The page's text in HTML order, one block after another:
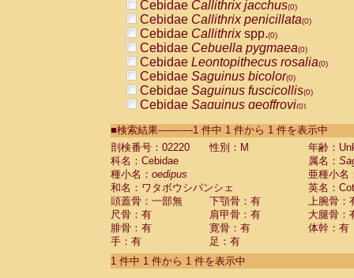
Cebidae Callithrix jacchus(0)
Cebidae Callithrix penicillata(0)
Cebidae Callithrixspp.(0)
Cebidae Cebuella pygmaea(0)
Cebidae Leontopithecus rosalia(0)
Cebidae Saguinus bicolor(0)
Cebidae Saguinus fuscicollis(0)
Cebidae Saguinus geoffroyi(0)
CebidaeSaguinus labiatus(0)
Cebidae Saguinus leucopus (0)
Cebidae
Cebidae
CebidaeSaguinus nigricollis (0)
Cebidae Saguinus oedipus
Cebidae Saguinus weddelli
Cebidae Saguinusspp.
Cebidae Aotus trivirgatus
Cebidae Cebus albifrons
■検索結果-----------1 件中 1 件から 1 件を表示中
剖検番号：02220
性別：M
年齢：
科名：Cebidae
属名：
種小名： oedipus
亜種小名
和名：ワタボウシパンシェ
英名：
頭蓋骨：一部無
下顎骨：有
上腕骨：
尺骨：有
肩甲骨：有
大腿骨：
腓骨：有
寛骨：有
体幹：有
手：有
足：有
1 件中 1 件から 1 件を表示中